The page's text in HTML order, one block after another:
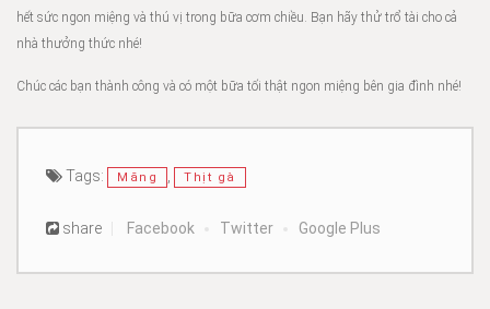
hết sức ngon miệng và thú vị trong bữa cơm chiều. Bạn hãy thử trổ tài cho cả
nhà thưởng thức nhé!
Chúc các bạn thành công và có một bữa tối thật ngon miệng bên gia đình nhé!
Tags: Măng Thịt gà
share Facebook Twitter Google Plus